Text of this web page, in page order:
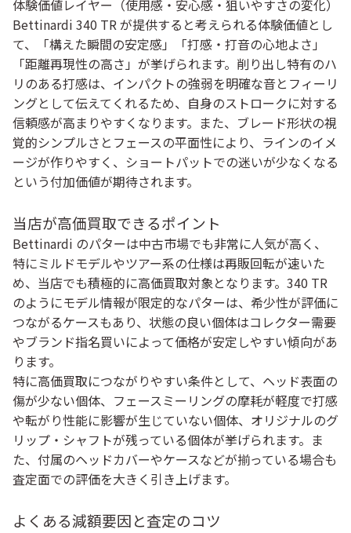
体験価値レイヤー（使用感・安心感・狙いやすさの変化）
Bettinardi 340 TR が提供すると考えられる体験価値とし
て、「構えた瞬間の安定感」「打感・打音の心地よさ」
「距離再現性の高さ」が挙げられます。削り出し特有のハ
リのある打感は、インパクトの強弱を明確な音とフィーリ
ングとして伝えてくれるため、自身のストロークに対する
信頼感が高まりやすくなります。また、ブレード形状の視
覚的シンプルさとフェースの平面性により、ラインのイメ
ージが作りやすく、ショートパットでの迷いが少なくなる
という付加価値が期待されます。
当店が高価買取できるポイント
Bettinardi のパターは中古市場でも非常に人気が高く、
特にミルドモデルやツアー系の仕様は再販回転が速いた
め、当店でも積極的に高価買取対象となります。340 TR
のようにモデル情報が限定的なパターは、希少性が評価に
つながるケースもあり、状態の良い個体はコレクター需要
やブランド指名買いによって価格が安定しやすい傾向があ
ります。
特に高価買取につながりやすい条件として、ヘッド表面の
傷が少ない個体、フェースミーリングの摩耗が軽度で打感
や転がり性能に影響が生じていない個体、オリジナルのグ
リップ・シャフトが残っている個体が挙げられます。ま
た、付属のヘッドカバーやケースなどが揃っている場合も
査定面での評価を大きく引き上げます。
よくある減額要因と査定のコツ